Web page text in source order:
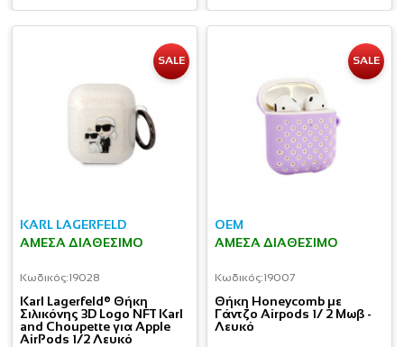
SALE
KARL LAGERFELD
ΆΜΕΣΑ ΔΙΑΘΈΣΙΜΟ
Κωδικός:19028
Karl Lagerfeld® Θήκη
Σιλικόνης 3D Logo NFT Karl
and Choupette για Apple
AirPods 1/2 Λευκό
SALE
OEM
ΆΜΕΣΑ ΔΙΑΘΈΣΙΜΟ
Κωδικός:19007
Θήκη Honeycomb με
Γάντζο Airpods 1/ 2 Μωβ -
Λευκό